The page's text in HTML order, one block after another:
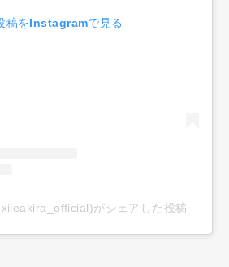
稿をInstagramで見る
がシェアした投稿